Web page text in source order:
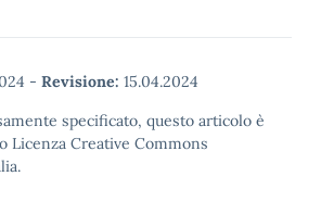
- Revisione: 15.04.2024
specificato, questo articolo è
Licenza Creative Commons